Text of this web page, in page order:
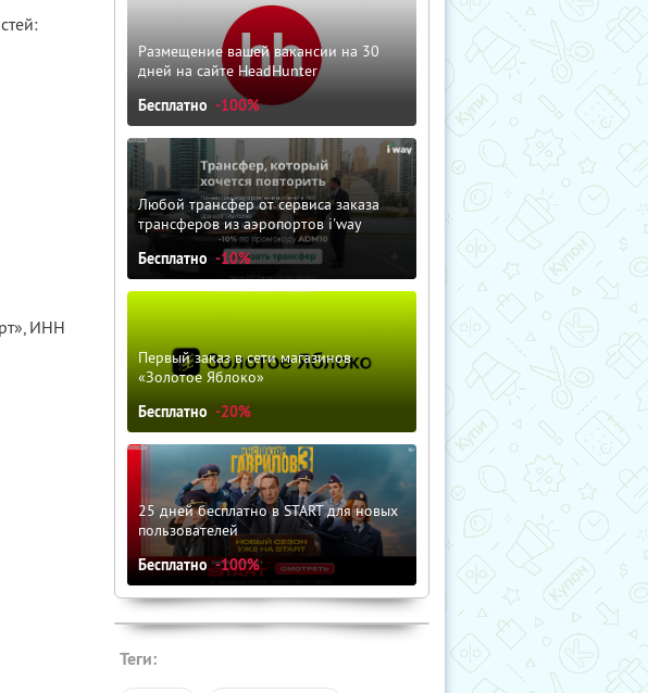
ИНН
Размещение вашей вакансии на 30
дней на сайте HeadHunter
Бесплатно -100%
Любой трансфер от сервиса заказа
трансферов из аэропортов i'way
Бесплатно -10%
Первый заказ в сети магазинов
«Золотое Яблоко»
Бесплатно -20%
25 дней бесплатно в START для новых
пользователей
Бесплатно -100%
Теги: